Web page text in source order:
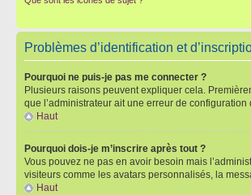
Problèmes d’identification et
Pourquoi ne puis-je pas me connecter ?
Plusieurs raisons peuvent expliquer cela.
que l’administrateur ait une erreur de
Haut
Pourquoi dois-je m’inscrire après tout ?
Vous pouvez ne pas en avoir besoin mais
visiteurs comme les avatars personnalisés, la
Haut